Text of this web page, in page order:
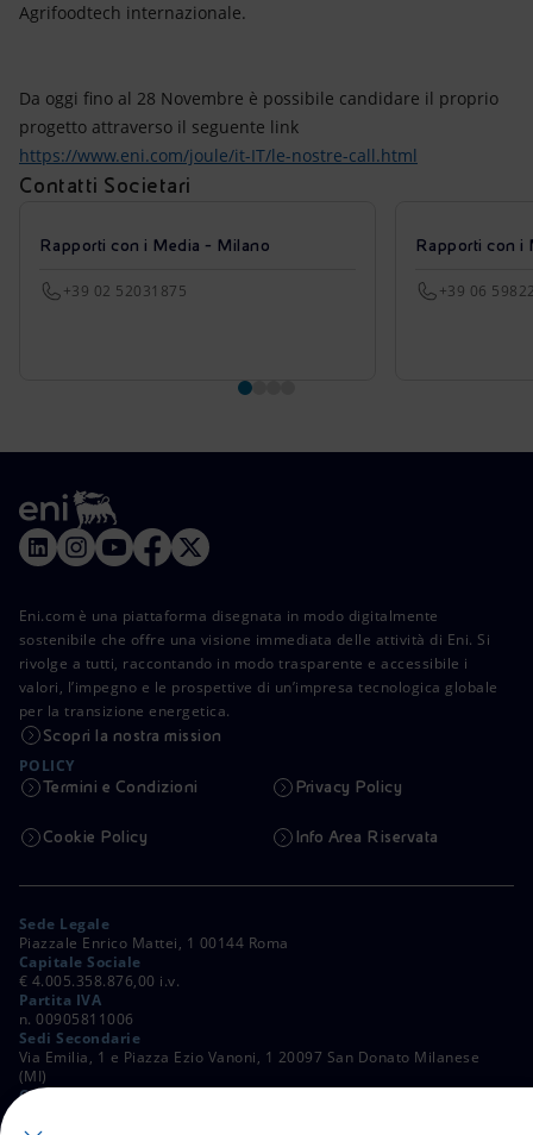
Agrifoodtech internazionale.
Da oggi fino al 28 Novembre è possibile candidare il proprio
progetto attraverso il seguente link
https://www.eni.com/joule/it-IT/le-nostre-call.html
Contatti Societari
Rapporti con i Media - Milano
+39 02 52031875
Rapporti con i
+39 06
Eni.com è una piattaforma disegnata in modo digitalmente
sostenibile che offre una visione immediata delle attività di Eni. Si
rivolge a tutti, raccontando in modo trasparente e accessibile i
valori, l’impegno e le prospettive di un’impresa tecnologica globale
per la transizione energetica.
Scopri la nostra mission
POLICY
Termini e Condizioni Privacy Policy
Cookie Policy Info Area Riservata
Sede Legale
Piazzale Enrico Mattei, 1 00144 Roma
Capitale Sociale
€ 4.005.358.876,00 i.v.
Partita IVA
n. 00905811006
Sedi Secondarie
Via Emilia, 1 e Piazza Ezio Vanoni, 1 20097 San Donato Milanese
(MI)
C. Fiscale e Registro Imprese di Roma